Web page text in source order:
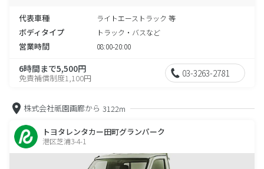
代表車種 ライトエーストラック 等
ボディタイプ トラック・バスなど
営業時間 08:00-20:00
6時間まで5,500円
免責補償制度1,100円 03-3263-2781
株式会社祇園画廊から 3122m
トヨタレンタカー田町グランパーク
港区芝浦3-4-1